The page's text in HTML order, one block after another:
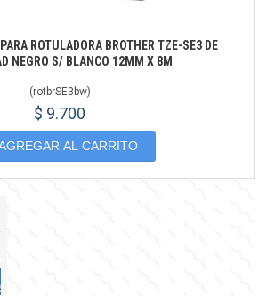
ROTULADORA BROTHER TZE-SE3 DE
NEGRO S/ BLANCO 12MM X 8M
(rotbrSE3bw)
$ 9.700
AL CARRITO